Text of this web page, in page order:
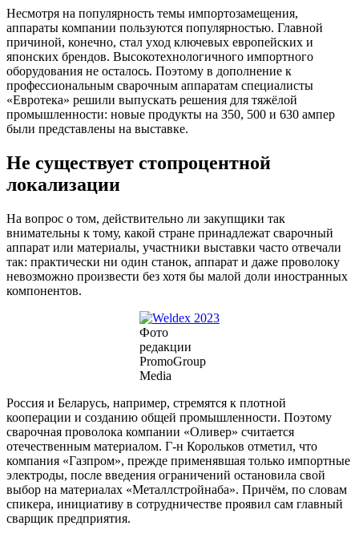
Несмотря на популярность темы импортозамещения,
аппараты компании пользуются популярностью. Главной
причиной, конечно, стал уход ключевых европейских и
японских брендов. Высокотехнологичного импортного
оборудования не осталось. Поэтому в дополнение к
профессиональным сварочным аппаратам специалисты
«Евротека» решили выпускать решения для тяжёлой
промышленности: новые продукты на 350, 500 и 630 ампер
были представлены на выставке.
Не существует стопроцентной
локализации
На вопрос о том, действительно ли закупщики так
внимательны к тому, какой стране принадлежат сварочный
аппарат или материалы, участники выставки часто отвечали
так: практически ни один станок, аппарат и даже проволоку
невозможно произвести без хотя бы малой доли иностранных
компонентов.
Фото
редакции
PromoGroup
Media
Россия и Беларусь, например, стремятся к плотной
кооперации и созданию общей промышленности. Поэтому
сварочная проволока компании «Оливер» считается
отечественным материалом. Г-н Корольков отметил, что
компания «Газпром», прежде применявшая только импортные
электроды, после введения ограничений остановила свой
выбор на материалах «Металлстройнаба». Причём, по словам
спикера, инициативу в сотрудничестве проявил сам главный
сварщик предприятия.